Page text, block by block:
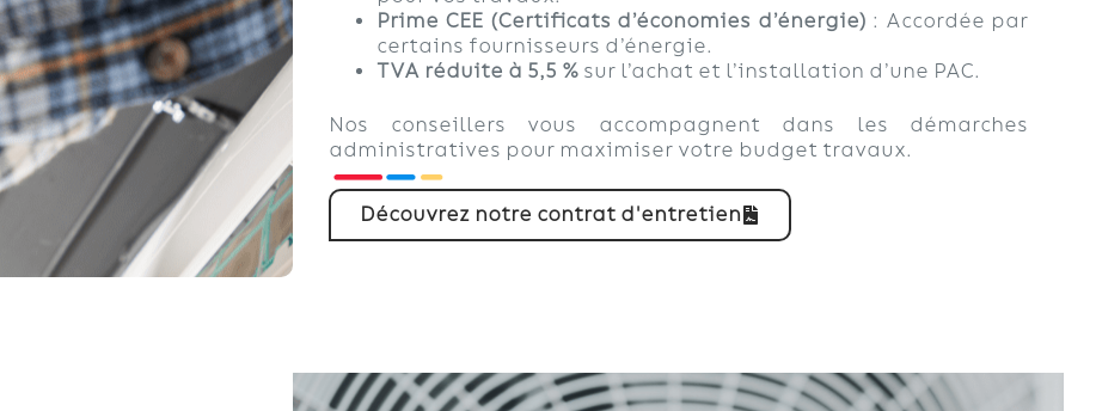
Prime CEE (Certificats d’économies d’énergie) : Accordée par
certains fournisseurs d’énergie.
TVA réduite à 5,5 % sur l’achat et l’installation d’une PAC.
Nos conseillers vous accompagnent dans les démarches
administratives pour maximiser votre budget travaux.
Découvrez notre contrat d'entretien